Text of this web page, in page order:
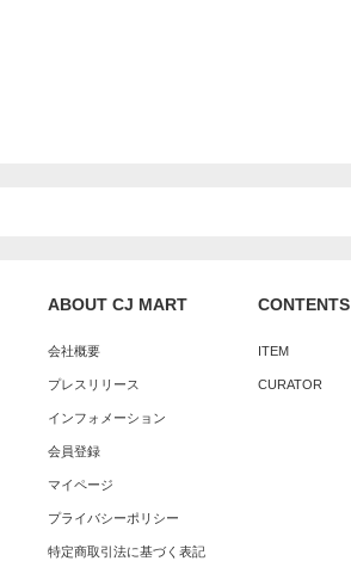
ABOUT CJ MART
会社概要
プレスリリース
インフォメーション
会員登録
マイページ
プライバシーポリシー
特定商取引法に基づく表記
CONTENTS
ITEM
CURATOR